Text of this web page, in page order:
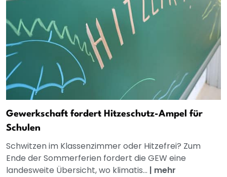
Gewerkschaft fordert Hitzeschutz-Ampel für
Schulen
Schwitzen im Klassenzimmer oder Hitzefrei? Zum
Ende der Sommerferien fordert die GEW eine
landesweite Übersicht, wo klimatis... | mehr